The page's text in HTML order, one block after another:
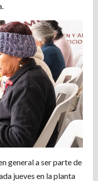
general a ser parte de
jueves en la planta